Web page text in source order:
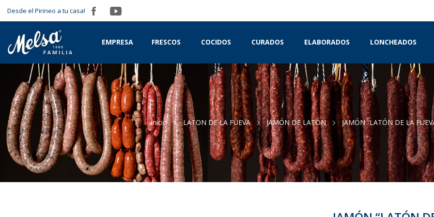
Desde el Pirineo a tu casa!
EMPRESA FRESCOS COCIDOS CURADOS ELABORADOS LONCHEADOS
Inicio LATON DE LA FUEVA JAMÓN DE LATÓN JAMÓN “LATÓN DE LA